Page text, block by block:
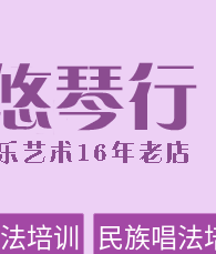
培训 民族唱法